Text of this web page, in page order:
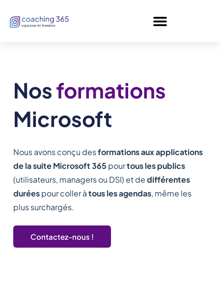
Nosformations
Microsoft
Nous avons conçu desformations aux applications
de la suite Microsoft 365 pourtous les publics
(utilisateurs, managers ou DSI) et dedifférentes
duréespour coller àtous les agendas, même les
plus surchargés.
Contactez-nous !